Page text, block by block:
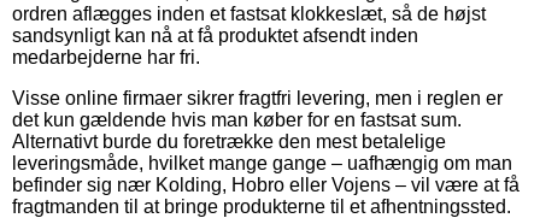
ordren aflægges inden et fastsat klokkeslæt, så de højst
sandsynligt kan nå at få produktet afsendt inden
medarbejderne har fri.
Visse online firmaer sikrer fragtfri levering, men i reglen er
det kun gældende hvis man køber for en fastsat sum.
Alternativt burde du foretrække den mest betalelige
leveringsmåde, hvilket mange gange – uafhængig om man
befinder sig nær Kolding, Hobro eller Vojens – vil være at få
fragtmanden til at bringe produkterne til et afhentningssted.